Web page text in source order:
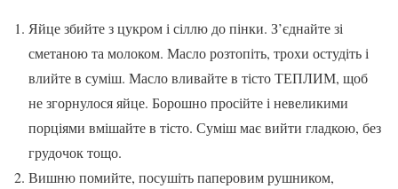
Яйце збийте з цукром і сіллю до пінки. З’єднайте зі
сметаною та молоком. Масло розтопіть, трохи остудіть і
влийте в суміш. Масло вливайте в тісто ТЕПЛИМ, щоб
не згорнулося яйце. Борошно просійте і невеликими
порціями вмішайте в тісто. Суміш має вийти гладкою, без
грудочок тощо.
Вишню помийте, посушіть паперовим рушником,